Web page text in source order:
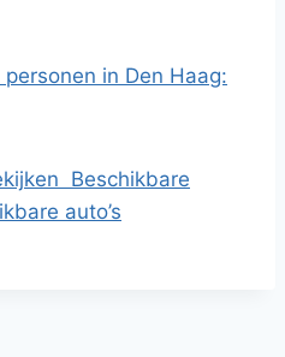
in Den Haag:
Beschikbare
auto’s